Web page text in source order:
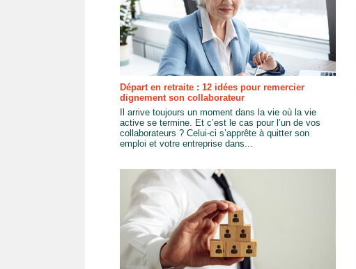
Départ en retraite : 12 idées pour remercier
dignement son collaborateur
Il arrive toujours un moment dans la vie où la vie
active se termine. Et c’est le cas pour l’un de vos
collaborateurs ? Celui-ci s’apprête à quitter son
emploi et votre entreprise dans...